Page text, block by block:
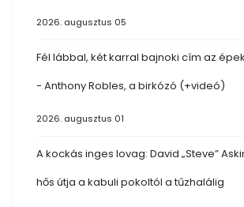
2026. augusztus 05
Fél lábbal, két karral bajnoki cím az
- Anthony Robles, a birkózó (+videó)
2026. augusztus 01
A kockás inges lovag: David „Steve”
hős útja a kabuli pokoltól a tűzhalálig